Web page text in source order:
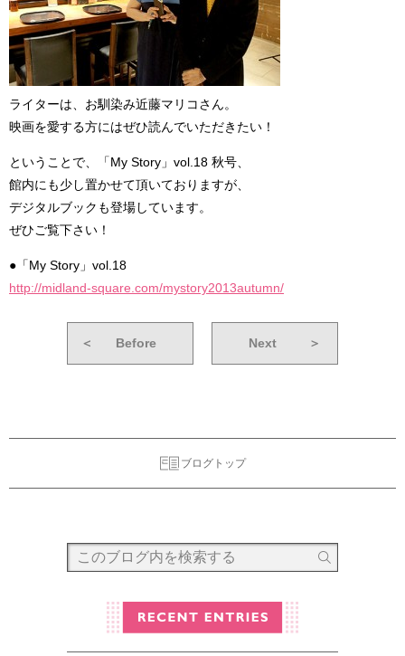
ライターは、お馴染み近藤マリコさん。
映画を愛する方にはぜひ読んでいただきたい！
ということで、「My Story」vol.18 秋号、
館内にも少し置かせて頂いておりますが、
デジタルブックも登場しています。
ぜひご覧下さい！
●「My Story」vol.18
http://midland-square.com/mystory2013autumn/
＜ Before Next ＞
ブログトップ